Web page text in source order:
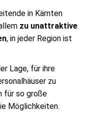
in Kärnten
zu unattraktive
, in jeder Region ist
Lage, für ihre
zu
für so große
Möglichkeiten.